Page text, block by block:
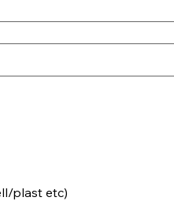
plast etc)